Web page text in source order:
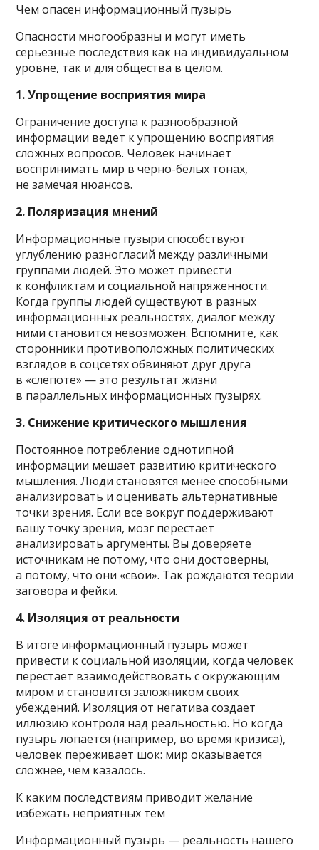
Чем опасен информационный пузырь
Опасности многообразны и могут иметь
серьезные последствия как на индивидуальном
уровне, так и для общества в целом.
1. Упрощение восприятия мира
Ограничение доступа к разнообразной
информации ведет к упрощению восприятия
сложных вопросов. Человек начинает
воспринимать мир в черно-белых тонах,
не замечая нюансов.
2. Поляризация мнений
Информационные пузыри способствуют
углублению разногласий между различными
группами людей. Это может привести
к конфликтам и социальной напряженности.
Когда группы людей существуют в разных
информационных реальностях, диалог между
ними становится невозможен. Вспомните, как
сторонники противоположных политических
взглядов в соцсетях обвиняют друг друга
в «слепоте» — это результат жизни
в параллельных информационных пузырях.
3. Снижение критического мышления
Постоянное потребление однотипной
информации мешает развитию критического
мышления. Люди становятся менее способными
анализировать и оценивать альтернативные
точки зрения. Если все вокруг поддерживают
вашу точку зрения, мозг перестает
анализировать аргументы. Вы доверяете
источникам не потому, что они достоверны,
а потому, что они «свои». Так рождаются теории
заговора и фейки.
4. Изоляция от реальности
В итоге информационный пузырь может
привести к социальной изоляции, когда человек
перестает взаимодействовать с окружающим
миром и становится заложником своих
убеждений. Изоляция от негатива создает
иллюзию контроля над реальностью. Но когда
пузырь лопается (например, во время кризиса),
человек переживает шок: мир оказывается
сложнее, чем казалось.
К каким последствиям приводит желание
избежать неприятных тем
Информационный пузырь — реальность нашего